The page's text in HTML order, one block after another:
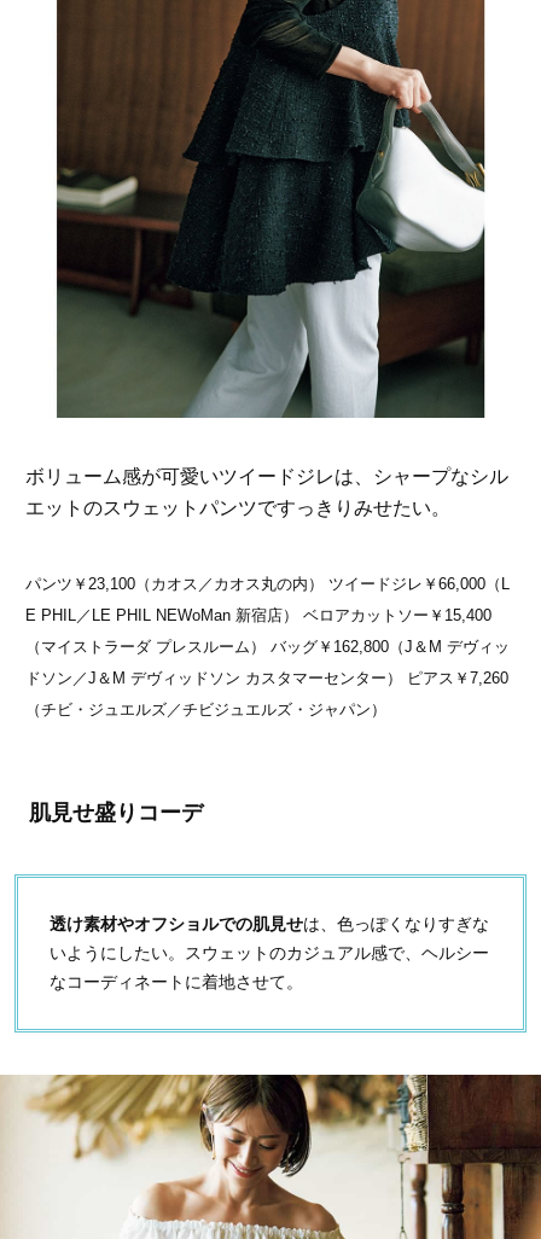
ボリューム感が可愛いツイードジレは、シャープなシル
エットのスウェットパンツですっきりみせたい。
パンツ￥23,100（カオス／カオス丸の内） ツイードジレ￥66,000（L
E PHIL／LE PHIL NEWoMan 新宿店） ベロアカットソー￥15,400
（マイストラーダ プレスルーム） バッグ￥162,800（J＆M デヴィッ
ドソン／J＆M デヴィッドソン カスタマーセンター） ピアス￥7,260
（チビ・ジュエルズ／チビジュエルズ・ジャパン）
肌見せ盛りコーデ
透け素材やオフショルでの肌見せは、色っぽくなりすぎな
いようにしたい。スウェットのカジュアル感で、ヘルシー
なコーディネートに着地させて。